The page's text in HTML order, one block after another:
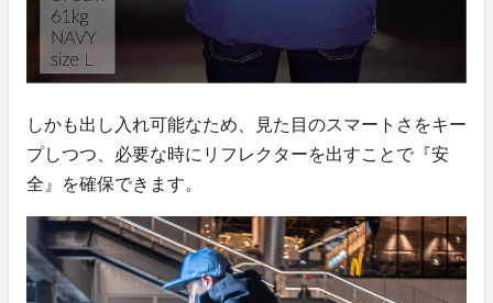
しかも出し入れ可能なため、見た目のスマートさをキー
プしつつ、必要な時にリフレクターを出すことで『安
全』を確保できます。